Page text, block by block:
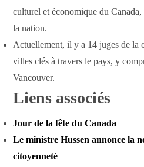
culturel et économique du
la nation.
Actuellement, il y a 14 juges de la
villes clés à travers le pays, y
Vancouver.
Liens associés
Jour de la fête du Canada
Le ministre Hussen annonce la
citoyenneté